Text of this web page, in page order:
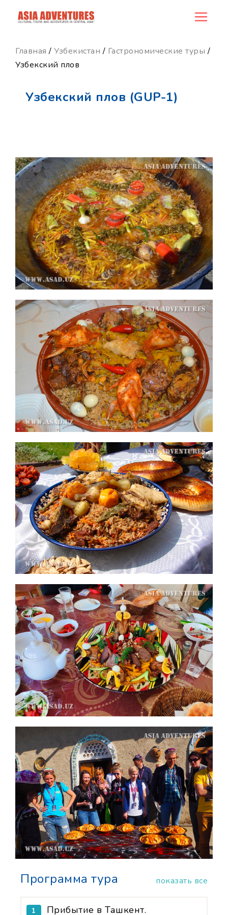
product_id145
Главная / Узбекистан / Гастрономические туры /
Узбекский плов
Узбекский плов (GUP-1)
Программа тура показать все
1 Прибытие в Ташкент.